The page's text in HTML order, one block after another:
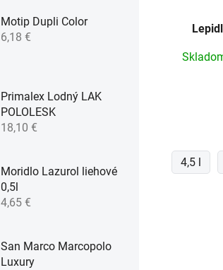
Motip Dupli Color
6,18 €
Primalex Lodný LAK
POLOLESK
18,10 €
Moridlo Lazurol liehové
0,5l
4,65 €
San Marco Marcopolo
Luxury
4,5 l